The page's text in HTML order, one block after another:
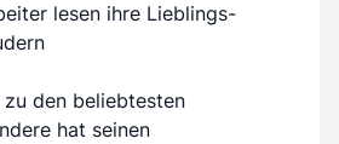
lesen ihre Lieblings-
den beliebtesten
hat seinen